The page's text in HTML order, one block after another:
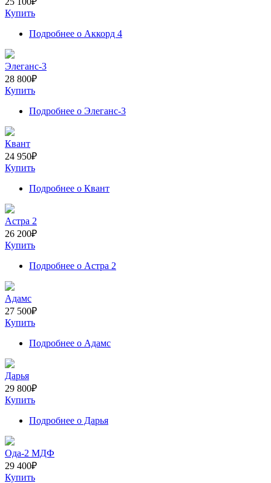
Купить
Подробнее о Аккорд 4
Элеганс-3
28 800₽
Купить
Подробнее о Элеганс-3
Квант
24 950₽
Купить
Подробнее о Квант
Астра 2
26 200₽
Купить
Подробнее о Астра 2
Адамс
27 500₽
Купить
Подробнее о Адамс
Дарья
29 800₽
Купить
Подробнее о Дарья
Ода-2 МДФ
29 400₽
Купить